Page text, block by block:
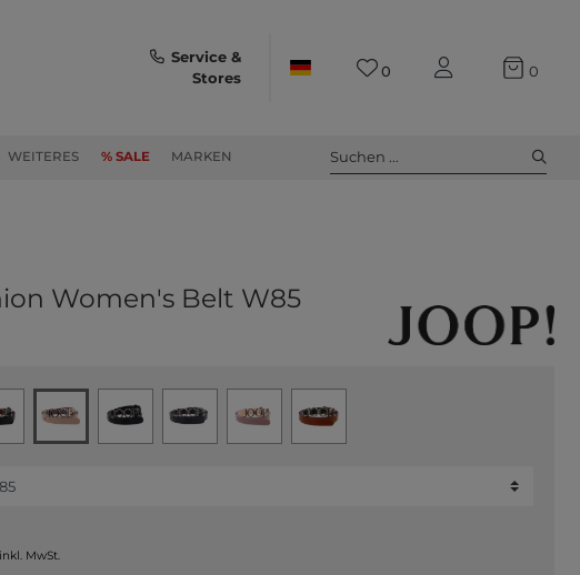
WEITERES % SALE MARKEN
Service &
Stores
0 0
Suchen ...
Women's Belt W85
inkl. MwSt.